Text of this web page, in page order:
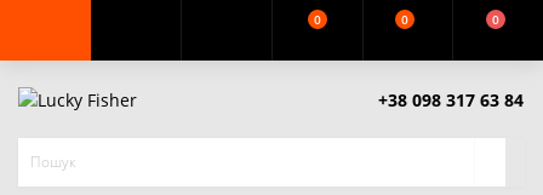
0 0 0
+38 098 317 63 84